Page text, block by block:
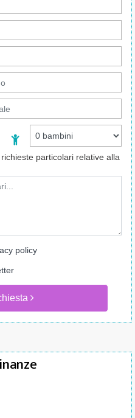
particolari relative alla
policy